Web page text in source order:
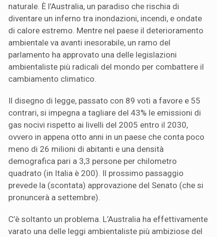
naturale. È l’Australia, un paradiso che rischia di
diventare un inferno tra inondazioni, incendi, e ondate
di calore estremo. Mentre nel paese il deterioramento
ambientale va avanti inesorabile, un ramo del
parlamento ha approvato una delle legislazioni
ambientaliste più radicali del mondo per combattere il
cambiamento climatico.
Il disegno di legge, passato con 89 voti a favore e 55
contrari, si impegna a tagliare del 43% le emissioni di
gas nocivi rispetto ai livelli del 2005 entro il 2030,
ovvero in appena otto anni in un paese che conta poco
meno di 26 milioni di abitanti e una densità
demografica pari a 3,3 persone per chilometro
quadrato (in Italia è 200). Il prossimo passaggio
prevede la (scontata) approvazione del Senato (che si
pronuncerà a settembre).
C’è soltanto un problema. L’Australia ha effettivamente
varato una delle leggi ambientaliste più ambiziose del